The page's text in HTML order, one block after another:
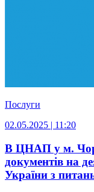
Послуги
02.05.2025 | 11:20
В ЦНАП у м.
документів на
України з